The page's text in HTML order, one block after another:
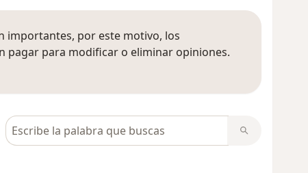
importantes, por este motivo, los
pagar para modificar o eliminar opiniones.
Busca en opiniones